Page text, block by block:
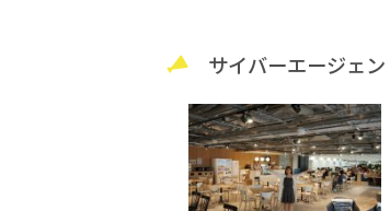
サイバーエージェ